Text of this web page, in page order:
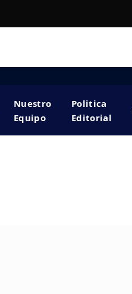
Nuestro
Equipo
Politica
Editorial